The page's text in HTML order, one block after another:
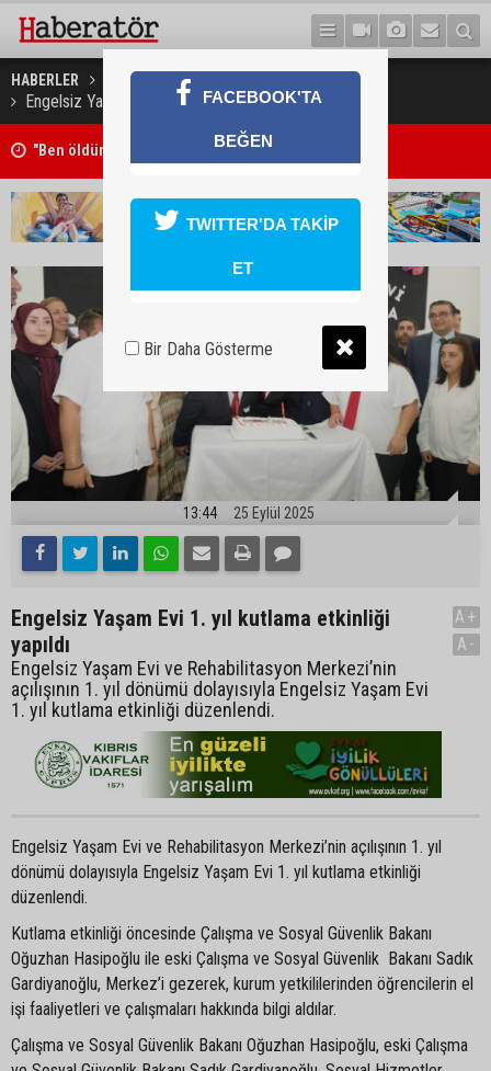
HABERLER GÜNDEM
Engelsiz Yaşam Evi 1. yıl kutlama etkinliği yapıldı
"Ben öldürdüm"
13:44 25 Eylül 2025
Engelsiz Yaşam Evi 1. yıl kutlama etkinliği
yapıldı
Engelsiz Yaşam Evi ve Rehabilitasyon Merkezi’nin
açılışının 1. yıl dönümü dolayısıyla Engelsiz Yaşam Evi
1. yıl kutlama etkinliği düzenlendi.
A+
A-
Engelsiz Yaşam Evi ve Rehabilitasyon Merkezi’nin açılışının 1. yıl
dönümü dolayısıyla Engelsiz Yaşam Evi 1. yıl kutlama etkinliği
düzenlendi.
Kutlama etkinliği öncesinde Çalışma ve Sosyal Güvenlik Bakanı
Oğuzhan Hasipoğlu ile eski Çalışma ve Sosyal Güvenlik Bakanı Sadık
Gardiyanoğlu, Merkez’i gezerek, kurum yetkililerinden öğrencilerin el
işi faaliyetleri ve çalışmaları hakkında bilgi aldılar.
Çalışma ve Sosyal Güvenlik Bakanı Oğuzhan Hasipoğlu, eski Çalışma
FACEBOOK'TA
BEĞEN
TWITTER'DA TAKİP
ET
Bir Daha Gösterme